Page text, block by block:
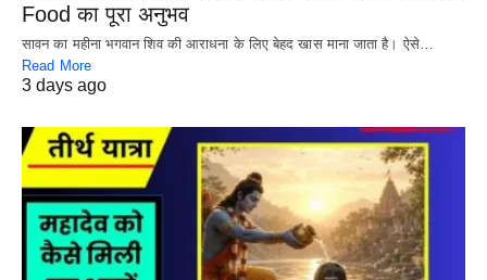
Food का पूरा अनुभव
सावन का महीना भगवान शिव की आराधना के लिए बेहद खास माना जाता है। ऐसे…
Read More
3 days ago